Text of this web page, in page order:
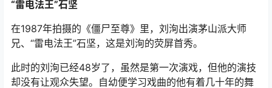
“雷电法王”石坚
在1987年拍摄的《僵尸至尊》里，刘洵出演茅山派大师
兄、“雷电法王”石坚，这是刘洵的荧屏首秀。
此时的刘洵已经48岁了，虽然是第一次演戏，但他的演技
却没有让观众失望。自幼便学习戏曲的他有着几十年的舞